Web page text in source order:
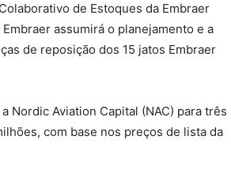
de Estoques da Embraer
assumirá o planejamento e a
de reposição dos 15 jatos Embraer
Nordic Aviation Capital (NAC) para três
com base nos preços de lista da